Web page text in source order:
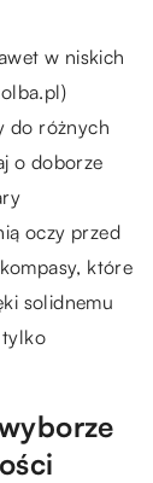
w niskich
do różnych
o doborze
oczy przed
które
solidnemu
tylko